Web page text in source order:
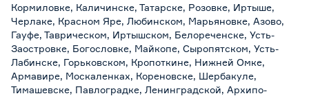
Кормиловке, Каличинске, Татарске, Розовке, Иртыше,
Черлаке, Красном Яре, Любинском, Марьяновке, Азово,
Гауфе, Таврическом, Иртышском, Белореченске, Усть-
Заостровке, Богословке, Майкопе, Сыропятском, Усть-
Лабинске, Горьковском, Кропоткине, Нижней Омке,
Армавире, Москаленках, Кореновске, Шербакуле,
Тимашевске, Павлоградке, Ленинградской, Архипо-